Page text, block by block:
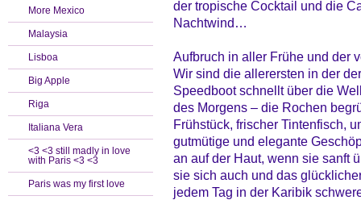
More Mexico
Malaysia
Lisboa
Big Apple
Riga
Italiana Vera
<3 <3 still madly in love
with Paris <3 <3
Paris was my first love
der tropische Cocktail und die
Nachtwind…
Aufbruch in aller Frühe und der
Wir sind die allerersten in der
Speedboot schnellt über die
des Morgens – die Rochen
Frühstück, frischer Tintenfisch,
gutmütige und elegante
an auf der Haut, wenn sie sanft
sie sich auch und das
jedem Tag in der Karibik